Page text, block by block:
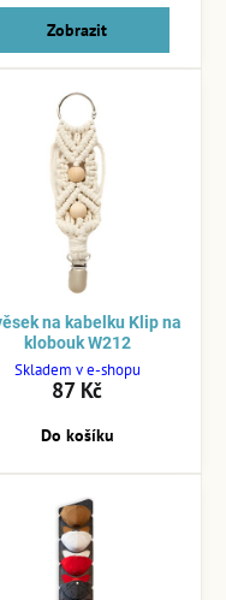
Zobrazit
na kabelku Klip na
klobouk W212
Skladem v e-shopu
87 Kč
Do košíku